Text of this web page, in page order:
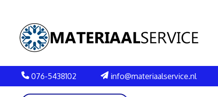
076-5438102 info@materiaalservice.nl